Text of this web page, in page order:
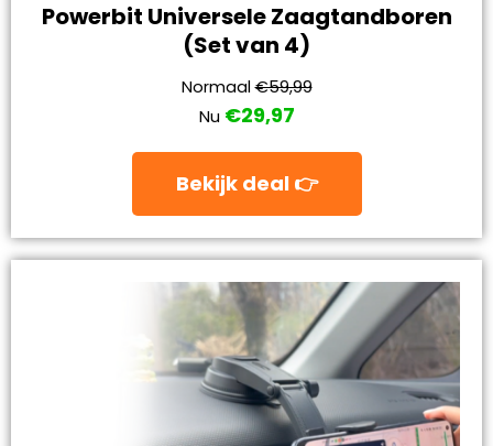
Powerbit Universele Zaagtandboren
(Set van 4)
Normaal€59,99
Nu €29,97
Bekijk deal 👉